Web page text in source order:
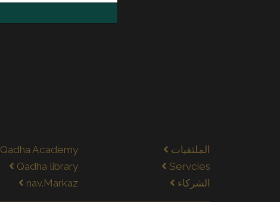
Qadha Academy
Qadha library
nav.Markaz
الملتقيات
Servcies
الشركاء